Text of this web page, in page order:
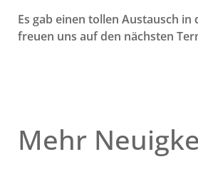
Es gab einen tollen Austausch
freuen uns auf den nächsten
Mehr